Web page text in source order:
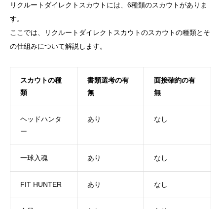
リクルートダイレクトスカウトには、6種類のスカウトがありま
す。
ここでは、リクルートダイレクトスカウトのスカウトの種類とそ
の仕組みについて解説します。
スカウトの種
類
書類選考の有
無
面接確約の有
無
ヘッドハンタ
ー
あり なし
一球入魂 あり なし
FIT HUNTER あり なし